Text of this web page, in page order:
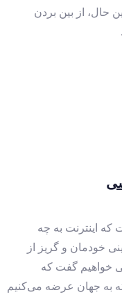
حال،‌ از بین بردن
که اینترنت به چه
خودمان و گریز از
خواهیم گفت که
به جهان عرضه می‌کنیم